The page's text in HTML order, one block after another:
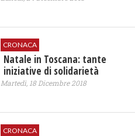
CRONACA
Natale in Toscana: tante
iniziative di solidarietà
Martedì, 18 Dicembre 2018
CRONACA